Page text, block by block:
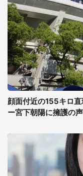
顔面付近の155キロ
ー宮下朝陽に擁護の